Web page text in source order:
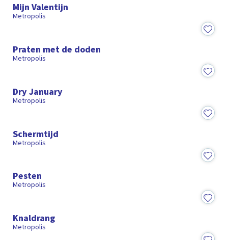
Mijn Valentijn
Metropolis
Praten met de doden
Metropolis
Dry January
Metropolis
Schermtijd
Metropolis
Pesten
Metropolis
Knaldrang
Metropolis